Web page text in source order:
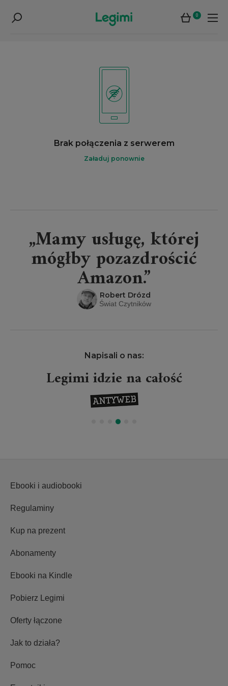
0
Brak połączenia z serwerem
Załaduj ponownie
„Mamy usługę, której
mógłby pozazdrościć
Amazon.”
Robert Drózd
Świat Czytników
Napisali o nas:
Legimi idzie na całość
Ebooki i audiobooki
Regulaminy
Kup na prezent
Abonamenty
Ebooki na Kindle
Pobierz Legimi
Oferty łączone
Jak to działa?
Pomoc